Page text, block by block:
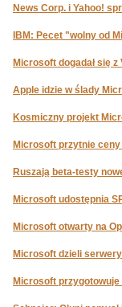
News Corp. i Yahoo!
IBM: Pecet "wolny od
Microsoft dogadał się z
Apple idzie w ślady
Kosmiczny projekt
Microsoft przytnie
Ruszają beta-testy
Microsoft udostępnia
Microsoft otwarty na
Microsoft dzieli serwery
Microsoft